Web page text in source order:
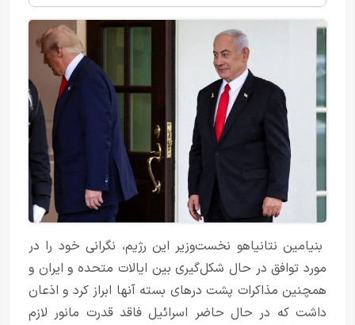
بنیامین نتانیاهو نخست‌وزیر این رژیم، نگرانی خود را در
مورد توافق در حال شکل‌گیری بین ایالات متحده و ایران و
همچنین مذاکرات پشت درهای بسته آنها ابراز کرد و اذعان
داشت که در حال حاضر اسرائیل فاقد قدرت مانور لازم